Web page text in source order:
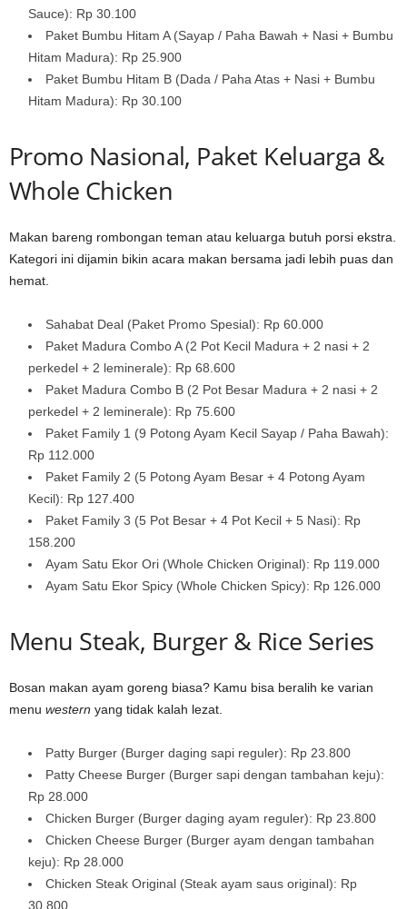
Sauce): Rp 30.100
Paket Bumbu Hitam A (Sayap / Paha Bawah + Nasi + Bumbu
Hitam Madura): Rp 25.900
Paket Bumbu Hitam B (Dada / Paha Atas + Nasi + Bumbu
Hitam Madura): Rp 30.100
Promo Nasional, Paket Keluarga &
Whole Chicken
Makan bareng rombongan teman atau keluarga butuh porsi ekstra.
Kategori ini dijamin bikin acara makan bersama jadi lebih puas dan
hemat.
Sahabat Deal (Paket Promo Spesial): Rp 60.000
Paket Madura Combo A (2 Pot Kecil Madura + 2 nasi + 2
perkedel + 2 leminerale): Rp 68.600
Paket Madura Combo B (2 Pot Besar Madura + 2 nasi + 2
perkedel + 2 leminerale): Rp 75.600
Paket Family 1 (9 Potong Ayam Kecil Sayap / Paha Bawah):
Rp 112.000
Paket Family 2 (5 Potong Ayam Besar + 4 Potong Ayam
Kecil): Rp 127.400
Paket Family 3 (5 Pot Besar + 4 Pot Kecil + 5 Nasi): Rp
158.200
Ayam Satu Ekor Ori (Whole Chicken Original): Rp 119.000
Ayam Satu Ekor Spicy (Whole Chicken Spicy): Rp 126.000
Menu Steak, Burger & Rice Series
Bosan makan ayam goreng biasa? Kamu bisa beralih ke varian
menu western yang tidak kalah lezat.
Patty Burger (Burger daging sapi reguler): Rp 23.800
Patty Cheese Burger (Burger sapi dengan tambahan keju):
Rp 28.000
Chicken Burger (Burger daging ayam reguler): Rp 23.800
Chicken Cheese Burger (Burger ayam dengan tambahan
keju): Rp 28.000
Chicken Steak Original (Steak ayam saus original): Rp
30.800